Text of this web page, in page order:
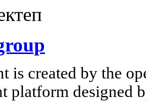
is created by the
platform designed